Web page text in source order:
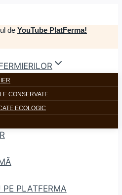
de YouTube PlatFerma!
CONSERVATE
ECOLOGIC
PLATFERMA